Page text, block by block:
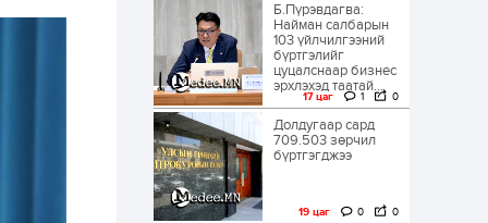
Б.Пүрэвдагва:
Найман салбарын
103 үйлчилгээний
бүртгэлийг
цуцалснаар бизнес
эрхлэхэд таатай...
17 цаг 1 0
Долдугаар сард
709.503 зөрчил
бүртгэгджээ
19 цаг 0 0